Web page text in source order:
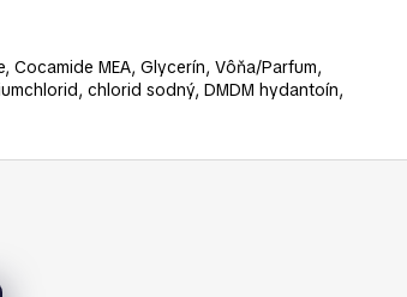
MEA, Glycerín, Vôňa/Parfum,
chlorid sodný, DMDM hydantoín,